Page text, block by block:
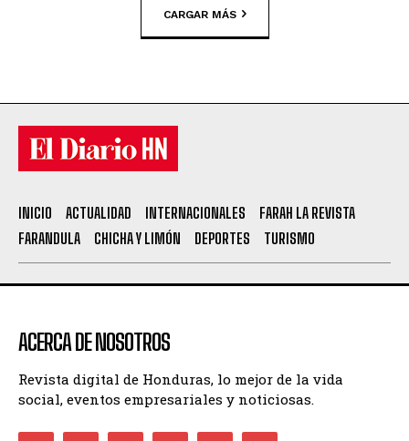
CARGAR MÁS
INICIO ACTUALIDAD INTERNACIONALES
FARAH LA REVISTA
FARANDULA
CHICHA Y LIMÓN DEPORTES TURISMO
ACERCA DE NOSOTROS
Revista digital de Honduras, lo mejor de la vida
social, eventos empresariales y noticiosas.